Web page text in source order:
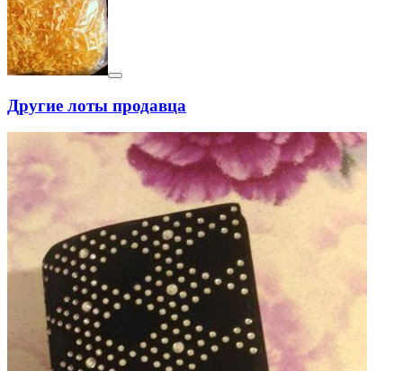
Другие лоты продавца